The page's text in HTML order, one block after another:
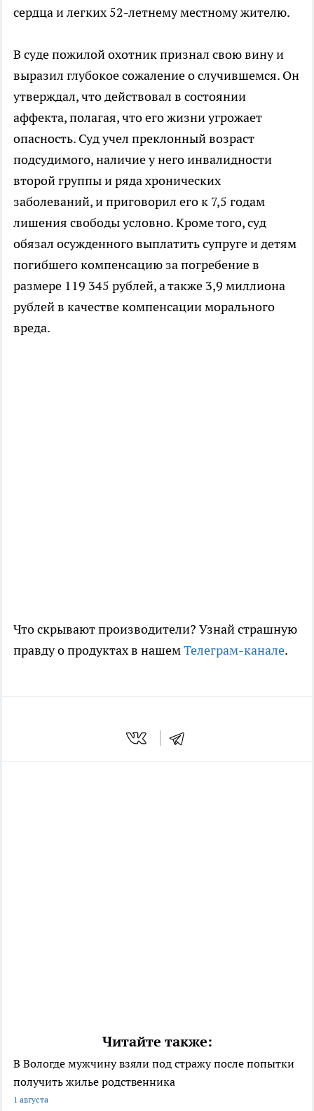
сердца и легких 52-летнему местному жителю.
В суде пожилой охотник признал свою вину и
выразил глубокое сожаление о случившемся. Он
утверждал, что действовал в состоянии
аффекта, полагая, что его жизни угрожает
опасность. Суд учел преклонный возраст
подсудимого, наличие у него инвалидности
второй группы и ряда хронических
заболеваний, и приговорил его к 7,5 годам
лишения свободы условно. Кроме того, суд
обязал осужденного выплатить супруге и детям
погибшего компенсацию за погребение в
размере 119 345 рублей, а также 3,9 миллиона
рублей в качестве компенсации морального
вреда.
Что скрывают производители? Узнай страшную
правду о продуктах в нашемТелеграм-канале.
Читайте также:
В Вологде мужчину взяли под стражу после попытки
получить жилье родственника
1 августа